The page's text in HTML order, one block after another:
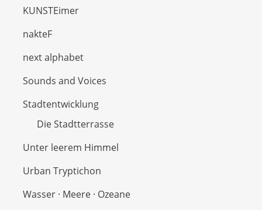
KUNSTEimer
nakteF
next alphabet
Sounds and Voices
Stadtentwicklung
Die Stadtterrasse
Unter leerem Himmel
Urban Tryptichon
Wasser · Meere · Ozeane